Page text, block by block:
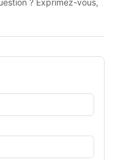
? Exprimez-vous,